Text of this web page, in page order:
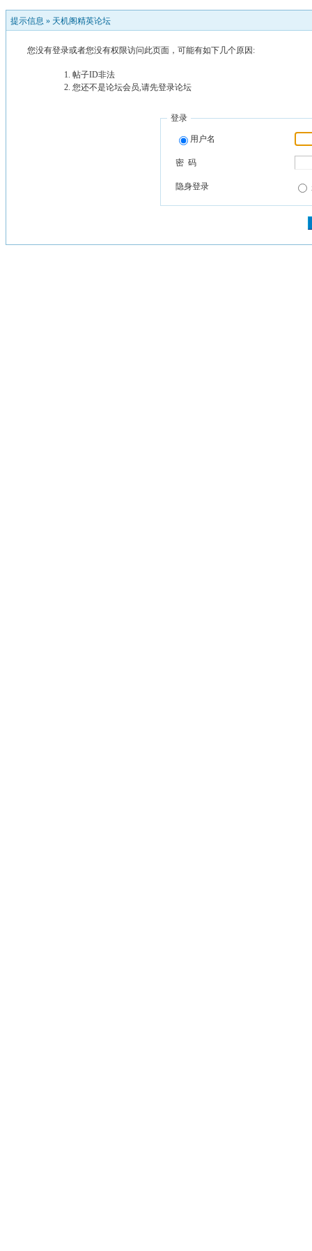
提示信息 » 天机阁精英论坛
您没有登录或者您没有权限访问此页面，可能有如下几个原因:
帖子ID非法
您还不是论坛会员,请先登录论坛
登录
用户名
密 码
隐身登录